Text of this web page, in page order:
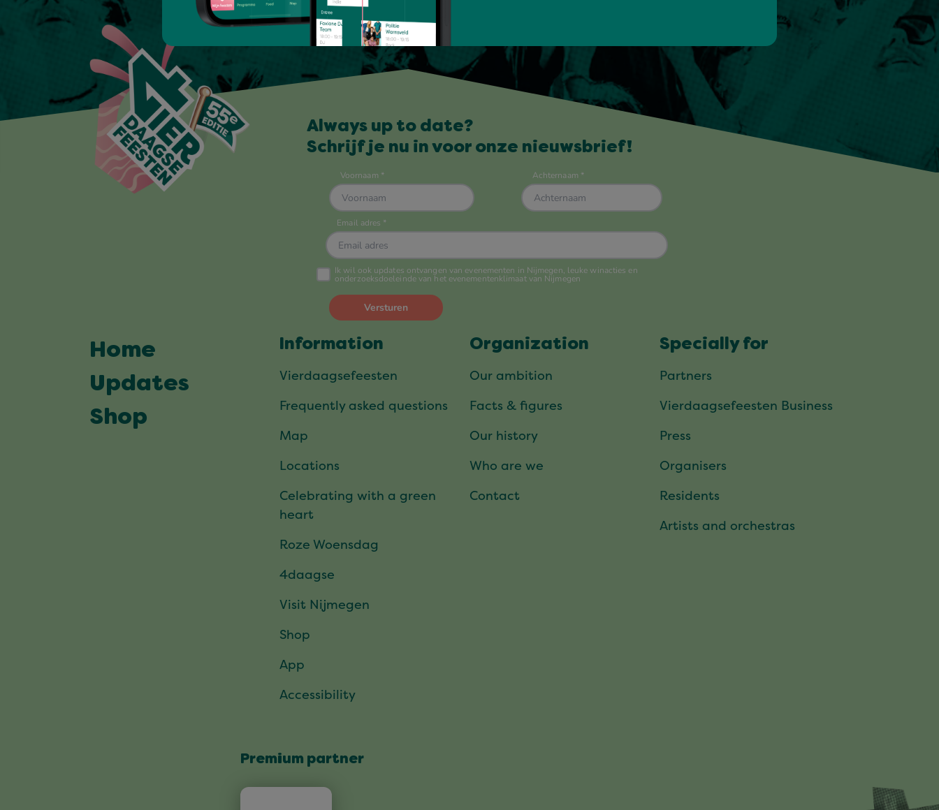
Always up to date?
Schrijf je nu in voor onze nieuwsbrief!
Home
Updates
Shop
Information
Vierdaagsefeesten
Frequently asked questions
Map
Locations
Celebrating with a green
heart
Roze Woensdag
4daagse
Visit Nijmegen
Shop
App
Accessibility
Organization
Our ambition
Facts & figures
Our history
Who are we
Contact
Specially for
Partners
Vierdaagsefeesten Business
Press
Organisers
Residents
Artists and orchestras
Premium partner